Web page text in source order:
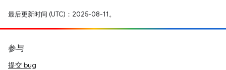
最后更新时间 (UTC)：2025-08-11。
参与
提交 bug